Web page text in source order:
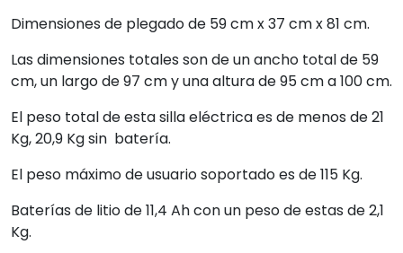
Dimensiones de plegado de 59 cm x 37 cm x 81 cm.
Las dimensiones totales son de un ancho total de 59
cm, un largo de 97 cm y una altura de 95 cm a 100 cm.
El peso total de esta silla eléctrica es de menos de 21
Kg, 20,9 Kg sin batería.
El peso máximo de usuario soportado es de 115 Kg.
Baterías de litio de 11,4 Ah con un peso de estas de 2,1
Kg.